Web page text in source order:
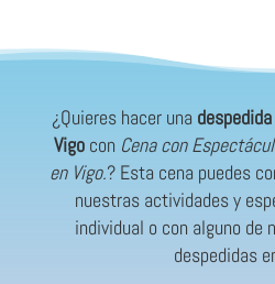
¿Quieres hacer una
Vigocon Cena con
en Vigo.? Esta cena puedes
nuestras actividades y
individual o con alguno de
despedidas